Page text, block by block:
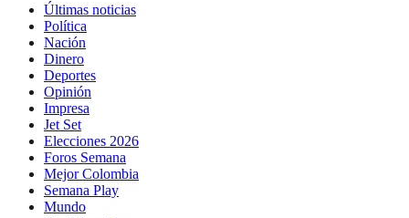
Últimas noticias
Política
Nación
Dinero
Deportes
Opinión
Impresa
Jet Set
Elecciones 2026
Foros Semana
Mejor Colombia
Semana Play
Mundo